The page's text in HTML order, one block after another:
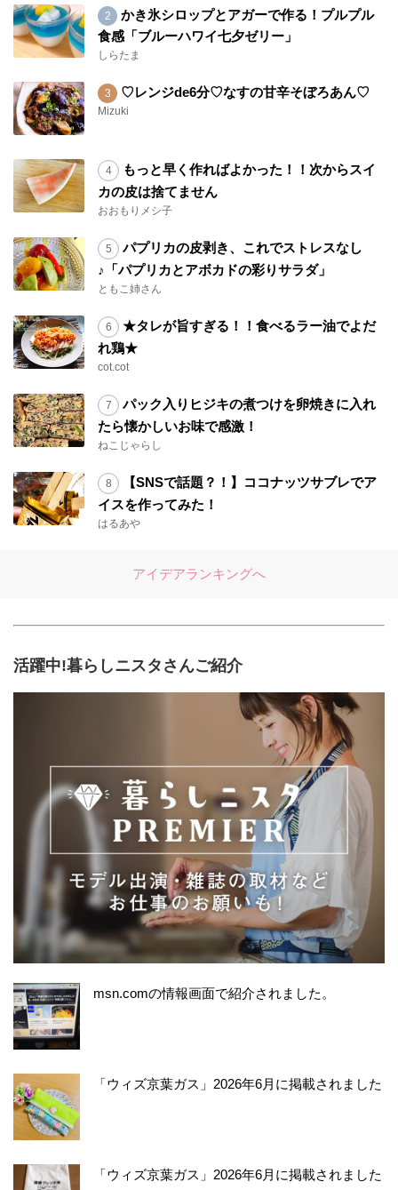
かき氷シロップとアガーで作る！プルプル
食感「ブルーハワイ七夕ゼリー」
しらたま
♡レンジde6分♡なすの甘辛そぼろあん♡
Mizuki
もっと早く作ればよかった！！次からスイ
カの皮は捨てません
おおもりメシ子
パプリカの皮剥き、これでストレスなし
♪「パプリカとアボカドの彩りサラダ」
ともこ姉さん
★タレが旨すぎる！！食べるラー油でよだ
れ鶏★
cot.cot
パック入りヒジキの煮つけを卵焼きに入れ
たら懐かしいお味で感激！
ねこじゃらし
【SNSで話題？！】ココナッツサブレでア
イスを作ってみた！
はるあや
アイデアランキングへ
活躍中!暮らしニスタさんご紹介
msn.comの情報画面で紹介されました。
「ウィズ京葉ガス」2026年6月に掲載されました
「ウィズ京葉ガス」2026年6月に掲載されました